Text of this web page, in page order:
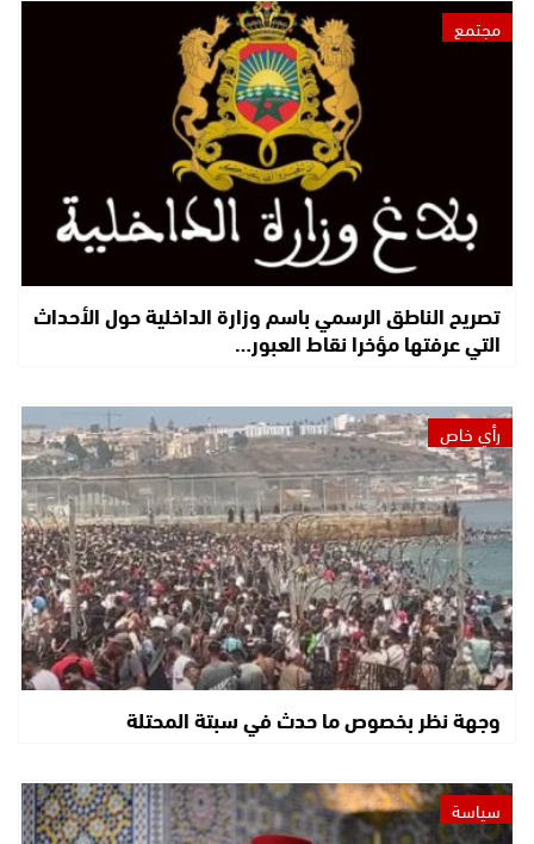
مجتمع
تصريح الناطق الرسمي باسم وزارة الداخلية حول الأحداث
التي عرفتها مؤخرا نقاط العبور…
رأي خاص
وجهة نظر بخصوص ما حدث في سبتة المحتلة
سياسة